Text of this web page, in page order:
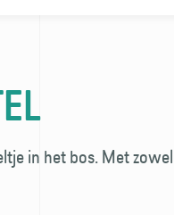
in het bos. Met